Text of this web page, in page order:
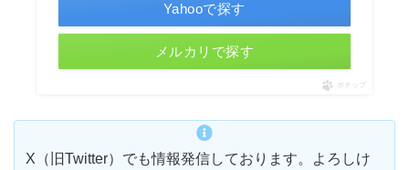
Yahooで探す
メルカリで探す
ポチップ
X（旧Twitter）でも情報発信しております。よろしけ